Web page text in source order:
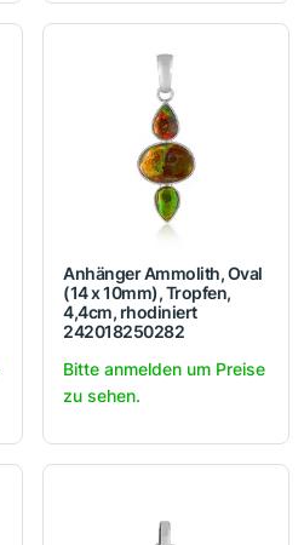
Anhänger Ammolith, Oval
(14 x 10mm), Tropfen,
4,4cm, rhodiniert
242018250282
Bitte anmelden um Preise
zu sehen.